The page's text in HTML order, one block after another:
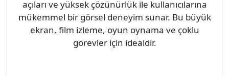
açıları ve yüksek çözünürlük ile kullanıcılarına
mükemmel bir görsel deneyim sunar. Bu büyük
ekran, film izleme, oyun oynama ve çoklu
görevler için idealdir.